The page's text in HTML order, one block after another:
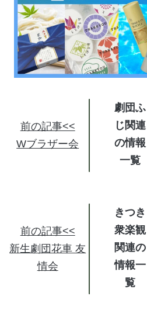
前の記事<<
Wブラザー会
劇団ふ
じ関連
の情報
前の記事<<
新生劇団花車 友
情会
きつき
衆楽観
関連の
情報